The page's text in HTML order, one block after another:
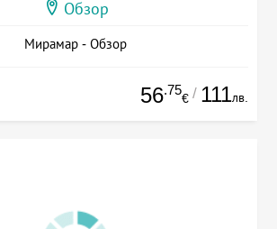
Обзор
Мирамар - Обзор
56.75
€ / 111лв.